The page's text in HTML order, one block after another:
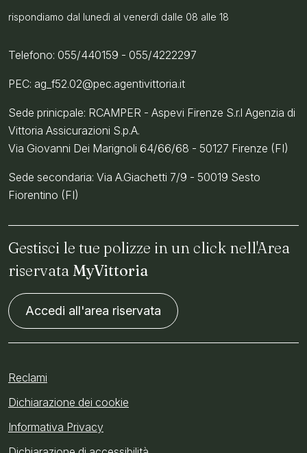
rispondiamo dal lunedì al venerdì dalle 08 alle 18
Telefono: 055/440159 - 055/4222297
PEC: ag_f52.02@pec.agentivittoria.it
Sede prinicpale: RCAMPER - Aspevi Firenze S.r.l Agenzia di
Vittoria Assicurazioni S.p.A.
Via Giovanni Dei Marignoli 64/66/68 - 50127 Firenze (FI)
Sede secondaria: Via A.Giachetti 7/9 - 50019 Sesto
Fiorentino (FI)
Gestisci le tue polizze in un click nell'Area
riservataMyVittoria
Accedi all'area riservata
Reclami
Dichiarazione dei cookie
Informativa Privacy